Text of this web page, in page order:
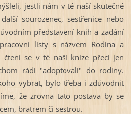
jestli nám v té naší skutečné
sourozenec, sestřenice nebo
představení knih a zadání
listy s názvem Rodina a
čtení se v té naší knize přeci jen
rádi "adoptovali" do rodiny.
vybrat, bylo třeba i zdůvodnit
že zrovna tato postava by se
bratrem či sestrou.